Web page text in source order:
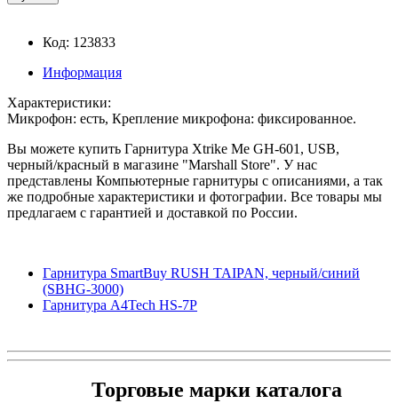
Код: 123833
Информация
Характеристики:
Микрофон: есть, Крепление микрофона: фиксированное.
Вы можете купить Гарнитура Xtrike Me GH-601, USB,
черный/красный в магазине "Marshall Store". У нас
представлены Компьютерные гарнитуры с описаниями, а так
же подробные характеристики и фотографии. Все товары мы
предлагаем с гарантией и доставкой по России.
Гарнитура SmartBuy RUSH TAIPAN, черный/синий
(SBHG-3000)
Гарнитура A4Tech HS-7P
Торговые марки каталога